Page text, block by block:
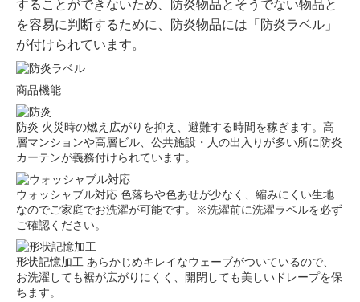
することができないため、防炎物品とそうでない物品と
を容易に判断するために、防炎物品には「防炎ラベル」
が付けられています。
商品機能
防炎 火災時の燃え広がりを抑え、避難する時間を稼ぎます。高
層マンションや高層ビル、公共施設・人の出入りが多い所に防炎
カーテンが義務付けられています。
ウォッシャブル対応 色落ちや色あせが少なく、縮みにくい生地
なのでご家庭でお洗濯が可能です。※洗濯前に洗濯ラベルを必ず
ご確認ください。
形状記憶加工 あらかじめキレイなウェーブがついているので、
お洗濯しても裾が広がりにくく、開閉しても美しいドレープを保
ちます。